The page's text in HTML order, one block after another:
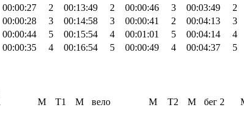
00:00:27 2 00:13:49 2 00:00:46 3 00:03:49
2
00:00:28 3 00:14:58 3 00:00:41 2 00:04:13
3
00:00:44 5 00:15:54 4 00:01:01 5 00:04:14
4
00:00:35 4 00:16:54 5 00:00:49 4 00:04:37
5
М Т1 М вело М Т2 М бег 2